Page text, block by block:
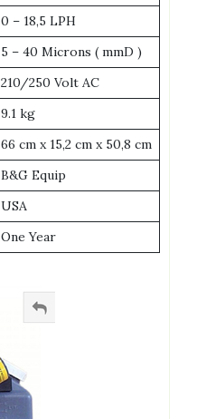
0 – 18,5 LPH
5 – 40 Microns ( mmD )
210/250 Volt AC
9.1 kg
66 cm x 15,2 cm x 50,8 cm
B&G Equip
USA
One Year